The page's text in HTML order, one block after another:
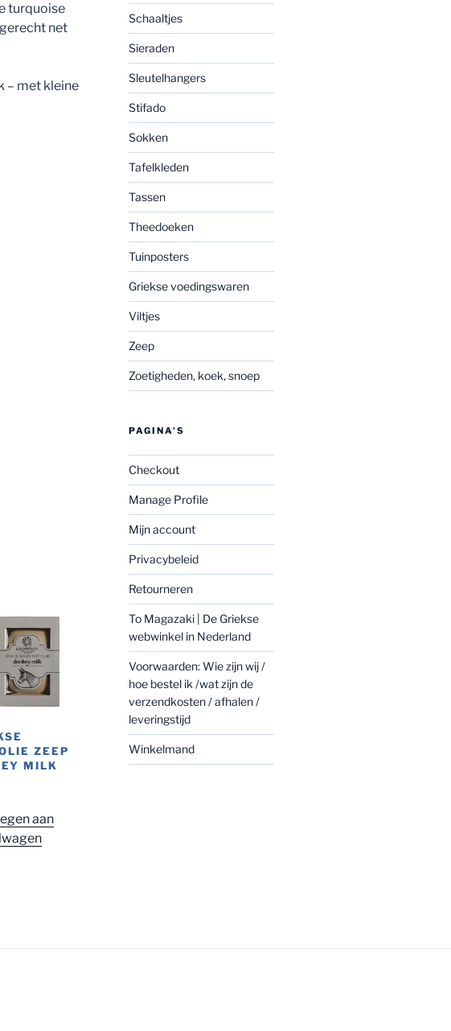
turquoise
net
– met kleine
ZEEP
MILK
aan
Schaaltjes
Sieraden
Sleutelhangers
Stifado
Sokken
Tafelkleden
Tassen
Theedoeken
Tuinposters
Griekse voedingswaren
Viltjes
Zeep
Zoetigheden, koek, snoep
PAGINA’S
Checkout
Manage Profile
Mijn account
Privacybeleid
Retourneren
To Magazaki | De Griekse
webwinkel in Nederland
Voorwaarden: Wie zijn wij /
hoe bestel ik /wat zijn de
verzendkosten / afhalen /
leveringstijd
Winkelmand